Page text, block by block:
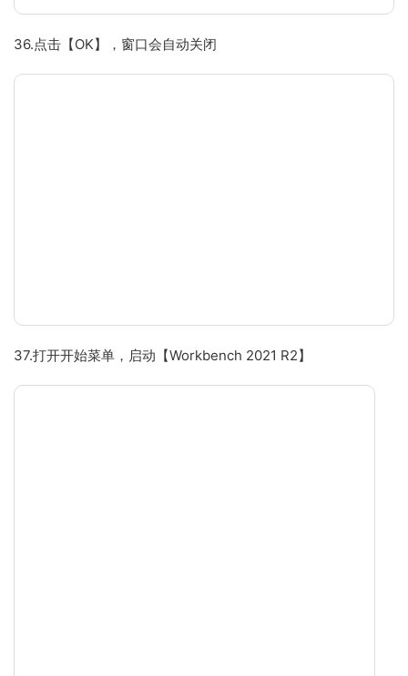
36.点击【OK】，窗口会自动关闭
37.打开开始菜单，启动【Workbench 2021 R2】